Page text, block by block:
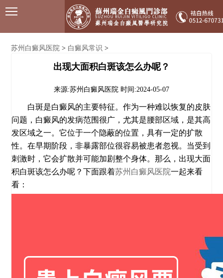
苏州白癜风医院 > 白癜风常识 >
出现大面积白斑该怎么办呢？
来源:苏州白癜风医院 时间:2024-05-07
白斑是白癜风的主要特征。作为一种难以恢复的皮肤
问题，白癜风的发病范围很广，尤其是腰部区域，是其高
发区域之一。它位于一个隐蔽的位置，具有一定的扩散
性。在早期阶段，非暴露部位很容易被患者忽视。当受到
刺激时，它会扩散并可能加剧整个身体。那么，出现大面
积白斑该怎么办呢？下面跟着苏州白癜风医院一起来看
看：